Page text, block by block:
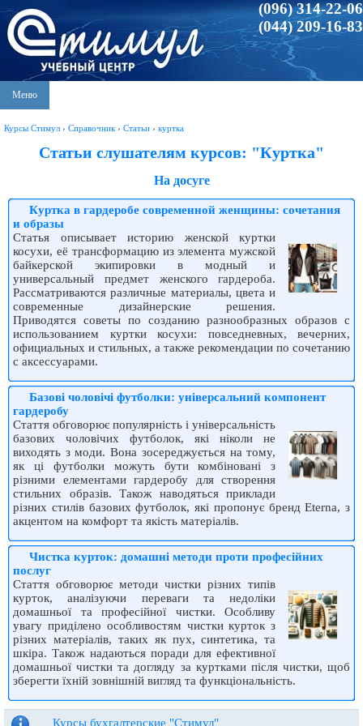
(096) 314-22-06
(044) 209-16-83
Меню
Курсы Стимул › Справочник › Статьи › куртка
Статьи слушателям курсов: "Куртка"
На досуге
Куртка в гардеробе современной женщины: сочетания
и образы
Статья описывает историю женской куртки
косухи, её трансформацию из элемента мужской
байкерской экипировки в модный и
универсальный предмет женского гардероба.
Рассматриваются различные материалы, цвета и
современные дизайнерские решения.
Приводятся советы по созданию разнообразных образов с
использованием куртки косухи: повседневных, вечерних,
официальных и стильных, а также рекомендации по сочетанию
с аксессуарами.
Базові чоловічі футболки: універсальний компонент
гардеробу
Стаття обговорює популярність і універсальність
базових чоловічих футболок, які ніколи не
виходять з моди. Вона зосереджується на тому,
як ці футболки можуть бути комбіновані з
різними елементами гардеробу для створення
стильних образів. Також наводяться приклади
різних стилів базових футболок, які пропонує бренд Eterna, з
акцентом на комфорт та якість матеріалів.
Чистка курток: домашні методи проти професійних
послуг
Стаття обговорює методи чистки різних типів
курток, аналізуючи переваги та недоліки
домашньої та професійної чистки. Особливу
увагу приділено особливостям чистки курток з
різних матеріалів, таких як пух, синтетика, та
шкіра. Також надаються поради для ефективної
домашньої чистки та догляду за куртками після чистки, щоб
зберегти їхній зовнішній вигляд та функціональність.
Курсы бухгалтерские "Стимул"